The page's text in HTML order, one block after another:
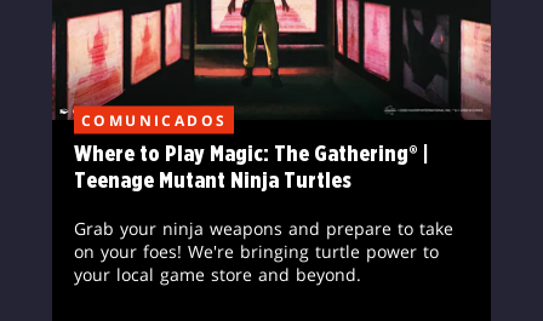
COMUNICADOS
Where to Play Magic: The Gathering® |
Teenage Mutant Ninja Turtles
Grab your ninja weapons and prepare to take
on your foes! We're bringing turtle power to
your local game store and beyond.